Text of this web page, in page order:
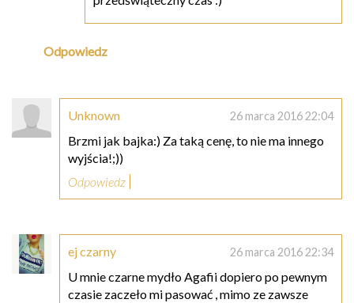
Odpowiedz
Unknown 26 marca 2016 22:04
Brzmi jak bajka:) Za taką cenę, to nie ma innego
wyjścia!;))
Odpowiedz
ej czarny 26 marca 2016 22:34
U mnie czarne mydło Agafii dopiero po pewnym
czasie zaczeło mi pasować , mimo ze zawsze